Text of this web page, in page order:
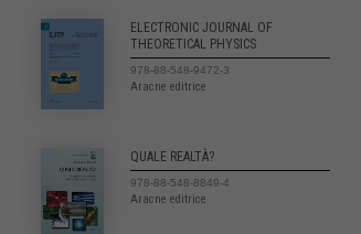
ELECTRONIC JOURNAL OF
THEORETICAL PHYSICS
978-88-548-9472-3
Aracne editrice
QUALE REALTÀ?
978-88-548-8849-4
Aracne editrice